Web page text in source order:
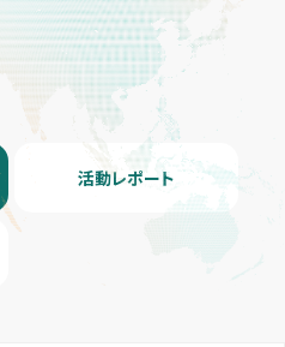
活動レポート